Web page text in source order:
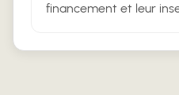
financement et leur